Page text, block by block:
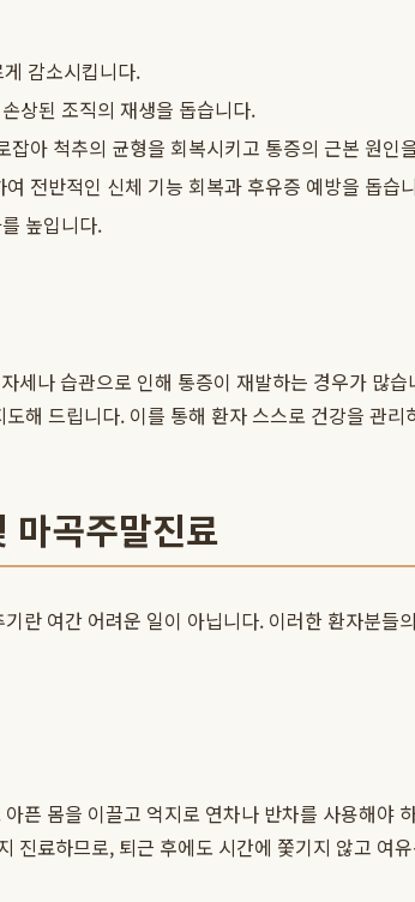
감소시킵니다.
상된 조직의 재생을 돕습니다.
아 척추의 균형을 회복시키고 통증의 근본 원인
전반적인 신체 기능 회복과 후유증 예방을 돕습
높입니다.
나 습관으로 인해 통증이 재발하는 경우가 많
해 드립니다. 이를 통해 환자 스스로 건강을 관
마곡주말진료
란 여간 어려운 일이 아닙니다. 이러한 환자분들
픈 몸을 이끌고 억지로 연차나 반차를 사용해야
진료하므로, 퇴근 후에도 시간에 쫓기지 않고 여